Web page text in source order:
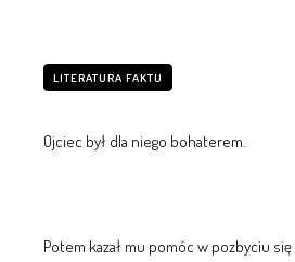
LITERATURA FAKTU
Ojciec był dla niego bohaterem.
Potem kazał mu pomóc w pozbyciu się